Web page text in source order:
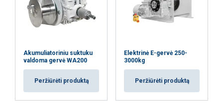
Akumuliatoriniu suktuku
valdoma gervė WA200
Peržiūrėti produktą
Elektrinė E-gervė 250-
3000kg
Peržiūrėti produktą